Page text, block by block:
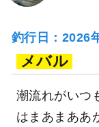
釣行日：2026
メバル
潮流れがいつ
はまあまああ